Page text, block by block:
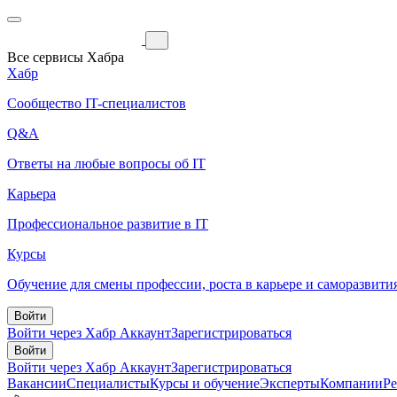
Все сервисы Хабра
Хабр
Сообщество IT-специалистов
Q&A
Ответы на любые вопросы об IT
Карьера
Профессиональное развитие в IT
Курсы
Обучение для смены профессии, роста в карьере и
Войти
Войти через Хабр АккаунтЗарегистрироваться
Войти
Войти через Хабр АккаунтЗарегистрироваться
ВакансииСпециалистыКурсы и обучениеЭкспертыКомпании